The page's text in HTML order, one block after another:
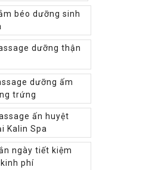
béo dưỡng sinh
dưỡng thận
dưỡng ấm
trứng
ấn huyệt
Kalin Spa
ngày tiết kiệm
phí